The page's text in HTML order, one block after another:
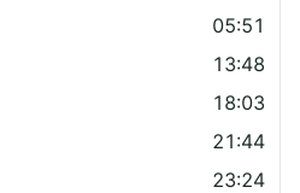
05:51
13:48
18:03
21:44
23:24